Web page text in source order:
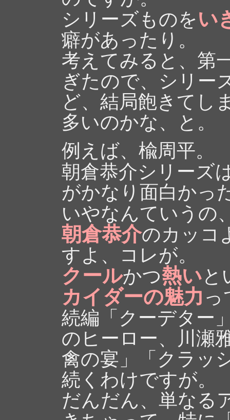
シリーズものをい
癖があったり。
考えてみると、第
ぎたので、シリー
ど、結局飽きてし
多いのかな、と。
例えば、楡周平。
朝倉恭介シリーズ
がかなり面白かっ
いやなんていうの
朝倉恭介のカッコ
すよ、コレが。
クールかつ熱いと
カイダーの魅力 っ
続編「クーデター
のヒーロー、川瀬
禽の宴」「クラッ
続くわけですが。
だんだん、単なる